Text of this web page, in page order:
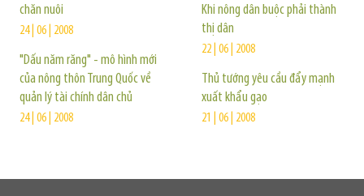
chăn nuôi
24 | 06 | 2008
"Dấu năm răng" - mô hình mới
của nông thôn Trung Quốc về
quản lý tài chính dân chủ
24 | 06 | 2008
Khi nông dân buộc phải thành
thị dân
22 | 06 | 2008
Thủ tướng yêu cầu đẩy mạnh
xuất khẩu gạo
21 | 06 | 2008